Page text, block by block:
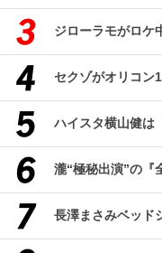
ジローラモがロケ
セクゾがオリコ
ハイスタ横山健は
瀧“極秘出演”の『
長澤まさみベッド